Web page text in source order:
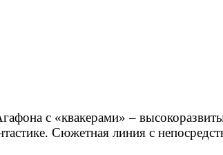
с «квакерами»–
Сюжетная линия с